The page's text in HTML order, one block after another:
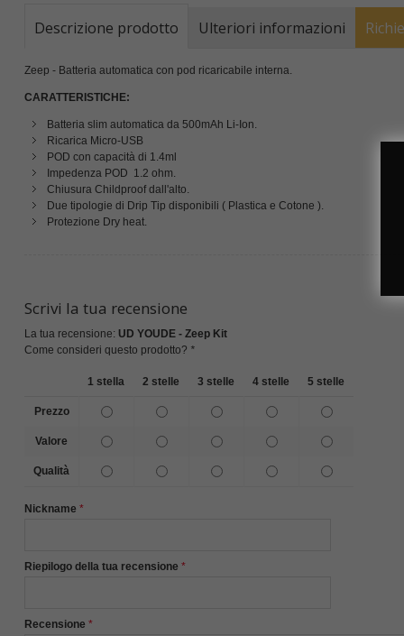
Descrizione prodotto Ulteriori informazioni
Zeep - Batteria automatica con pod ricaricabile interna.
CARATTERISTICHE:
Batteria slim automatica da 500mAh Li-Ion.
Ricarica Micro-USB
POD con capacità di 1.4ml
Impedenza POD 1.2 ohm.
Chiusura Childproof dall'alto.
Due tipologie di Drip Tip disponibili ( Plastica e Cotone ).
Protezione Dry heat.
Scrivi la tua recensione
La tua recensione: UD YOUDE - Zeep Kit
Come consideri questo prodotto? *
1 stella 2 stelle 3 stelle 4 stelle 5 stelle
Prezzo
Valore
Qualità
Nickname
Riepilogo della tua recensione
Recensione